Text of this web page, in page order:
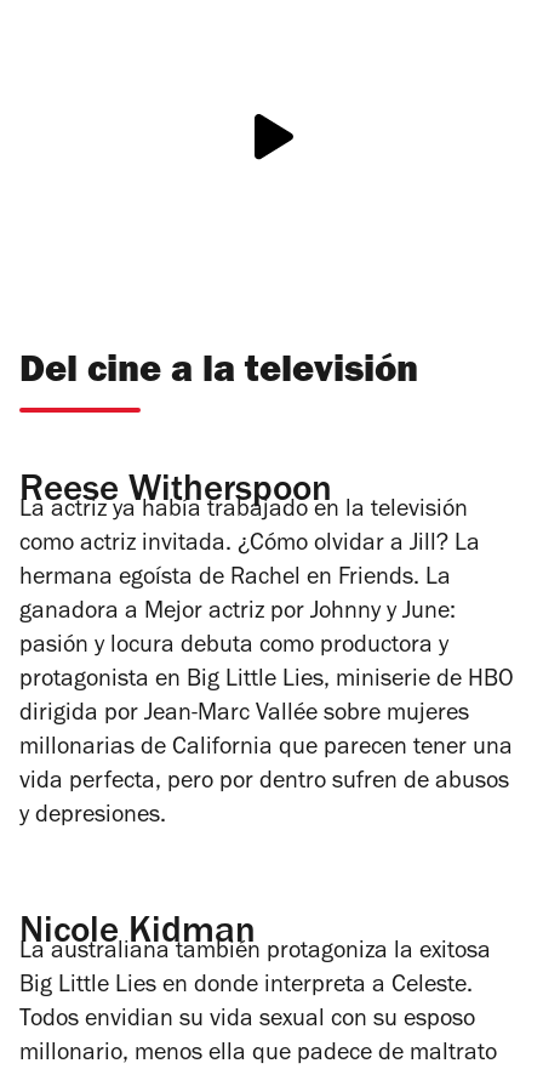
Del cine a la televisión
Reese Witherspoon
La actriz ya había trabajado en la televisión
como actriz invitada. ¿Cómo olvidar a Jill? La
hermana egoísta de Rachel en Friends. La
ganadora a Mejor actriz por Johnny y June:
pasión y locura debuta como productora y
protagonista en Big Little Lies, miniserie de HBO
dirigida por Jean-Marc Vallée sobre mujeres
millonarias de California que parecen tener una
vida perfecta, pero por dentro sufren de abusos
y depresiones.
Nicole Kidman
La australiana también protagoniza la exitosa
Big Little Lies en donde interpreta a Celeste.
Todos envidian su vida sexual con su esposo
millonario, menos ella que padece de maltrato